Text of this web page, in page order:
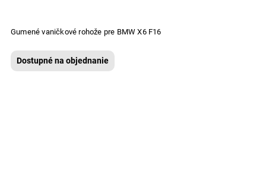
Gumené vaničkové rohože pre BMW X6 F16
Dostupné na objednanie